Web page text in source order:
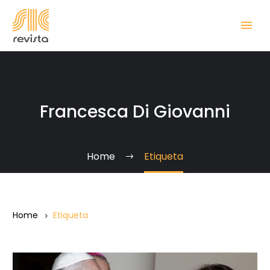
Francesca Di Giovanni
Home Etiqueta
Home Etiqueta